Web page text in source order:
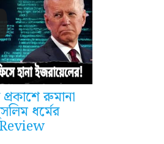
রুমানা
ধর্মের